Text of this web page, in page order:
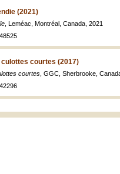
(2021)
, Leméac, Montréal, Canada, 2021
courtes (2017)
courtes , GGC, Sherbrooke,